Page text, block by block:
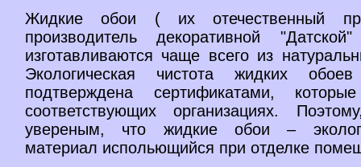
Жидкие обои ( их отечественный
производитель декоративной
изготавливаются чаще всего из
Экологическая чистота жидких
подтверждена сертификатами,
соответствующих организациях.
увереным, что жидкие обои –
материал испольющийся при отделке